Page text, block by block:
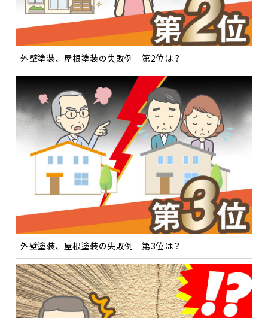
外壁塗装、屋根塗装の失敗例 第2位は？
外壁塗装、屋根塗装の失敗例 第3位は？